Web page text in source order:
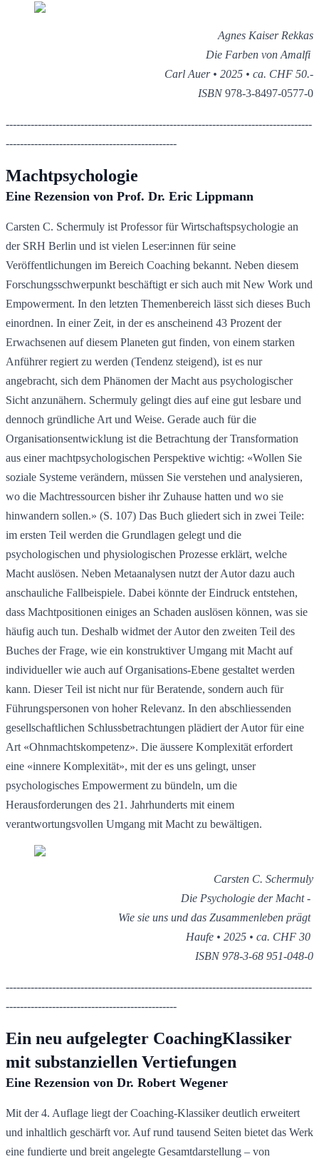
Agnes Kaiser Rekkas
Die Farben von Amalfi
Carl Auer • 2025 • ca. CHF 50.-
ISBN 978-3-8497-0577-0
--------------------------------------------------------------------------------------
------------------------------------------------
Machtpsychologie
Eine Rezension von Prof. Dr. Eric Lippmann
Carsten C. Schermuly ist Professor für Wirtschaftspsychologie an
der SRH Berlin und ist vielen Leser:innen für seine
Veröffentlichungen im Bereich Coaching bekannt. Neben diesem
Forschungsschwerpunkt beschäftigt er sich auch mit New Work und
Empowerment. In den letzten Themenbereich lässt sich dieses Buch
einordnen. In einer Zeit, in der es anscheinend 43 Prozent der
Erwachsenen auf diesem Planeten gut finden, von einem starken
Anführer regiert zu werden (Tendenz steigend), ist es nur
angebracht, sich dem Phänomen der Macht aus psychologischer
Sicht anzunähern. Schermuly gelingt dies auf eine gut lesbare und
dennoch gründliche Art und Weise. Gerade auch für die
Organisationsentwicklung ist die Betrachtung der Transformation
aus einer machtpsychologischen Perspektive wichtig: «Wollen Sie
soziale Systeme verändern, müssen Sie verstehen und analysieren,
wo die Machtressourcen bisher ihr Zuhause hatten und wo sie
hinwandern sollen.» (S. 107) Das Buch gliedert sich in zwei Teile:
im ersten Teil werden die Grundlagen gelegt und die
psychologischen und physiologischen Prozesse erklärt, welche
Macht auslösen. Neben Metaanalysen nutzt der Autor dazu auch
anschauliche Fallbeispiele. Dabei könnte der Eindruck entstehen,
dass Machtpositionen einiges an Schaden auslösen können, was sie
häufig auch tun. Deshalb widmet der Autor den zweiten Teil des
Buches der Frage, wie ein konstruktiver Umgang mit Macht auf
individueller wie auch auf Organisations-Ebene gestaltet werden
kann. Dieser Teil ist nicht nur für Beratende, sondern auch für
Führungspersonen von hoher Relevanz. In den abschliessenden
gesellschaftlichen Schlussbetrachtungen plädiert der Autor für eine
Art «Ohnmachtskompetenz». Die äussere Komplexität erfordert
eine «innere Komplexität», mit der es uns gelingt, unser
psychologisches Empowerment zu bündeln, um die
Herausforderungen des 21. Jahrhunderts mit einem
verantwortungsvollen Umgang mit Macht zu bewältigen.
Carsten C. Schermuly
Die Psychologie der Macht -
Wie sie uns und das Zusammenleben prägt
Haufe • 2025 • ca. CHF 30
ISBN 978-3-68 951-048-0
--------------------------------------------------------------------------------------
------------------------------------------------
Ein neu aufgelegter CoachingKlassiker
mit substanziellen Vertiefungen
Eine Rezension von Dr. Robert Wegener
Mit der 4. Auflage liegt der Coaching-Klassiker deutlich erweitert
und inhaltlich geschärft vor. Auf rund tausend Seiten bietet das Werk
eine fundierte und breit angelegte Gesamtdarstellung – von